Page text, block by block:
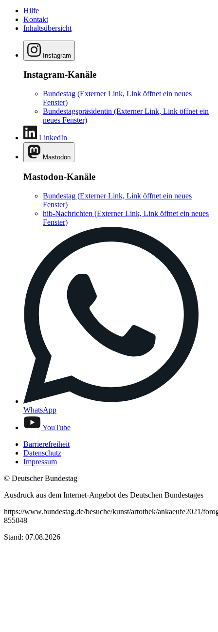
Hilfe
Kontakt
Inhaltsübersicht
Instagram
Instagram-Kanäle
Bundestag (Externer Link, Link öffnet ein neues
Fenster)
Bundestagspräsidentin (Externer Link, Link öffnet ein
neues Fenster)
LinkedIn
Mastodon
Mastodon-Kanäle
Bundestag (Externer Link, Link öffnet ein neues
Fenster)
hib-Nachrichten (Externer Link, Link öffnet ein neues
Fenster)
WhatsApp
YouTube
Barrierefreiheit
Datenschutz
Impressum
© Deutscher Bundestag
Ausdruck aus dem Internet-Angebot des Deutschen Bundestages
https://www.bundestag.de/besuche/kunst/artothek/ankaeufe2021/
855048
Stand: 07.08.2026